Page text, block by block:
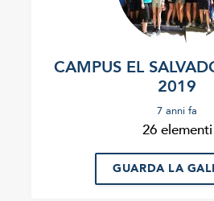
CAMPUS EL
2019
7 anni fa
26 elementi
GUARDA LA